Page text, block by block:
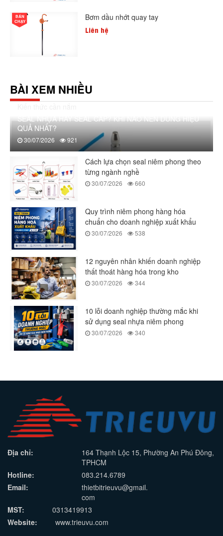
BÁN
CHẠY
Bơm dầu nhớt quay tay
Liên hệ
BÀI XEM NHIỀU
SEAL NHỰA HAY SEAL CÁP? KHI NÀO NÊN DÙNG HIỆU
QUẢ NHẤT?
30/07/2026 921
Cách lựa chọn seal niêm phong theo
từng ngành nghề
30/07/2026 660
Quy trình niêm phong hàng hóa
chuẩn cho doanh nghiệp xuất khẩu
30/07/2026 538
12 nguyên nhân khiến doanh nghiệp
thất thoát hàng hóa trong kho
30/07/2026 344
10 lỗi doanh nghiệp thường mắc khi
sử dụng seal nhựa niêm phong
30/07/2026 340
Địa chỉ:
164 Thạnh Lộc 15, Phường An Phú Đông,
TPHCM
Hotline:
083.214.6789
Email:
thietbitrieuvu@gmail.
com
MST: 0313419913
Website: www.trieuvu.com